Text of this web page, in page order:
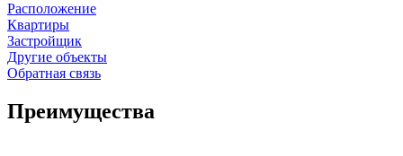
Расположение
Квартиры
Застройщик
Другие объекты
Обратная связь
Преимущества